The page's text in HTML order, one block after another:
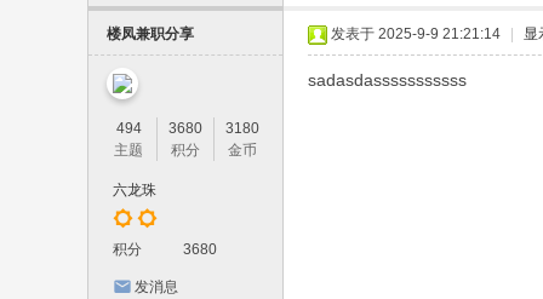
楼凤兼职分享
494
主题
3680
积分
3180
金币
六龙珠
积分 3680
发消息
发表于 2025-9-9 21:21:14 显
sadasdasssssssssss